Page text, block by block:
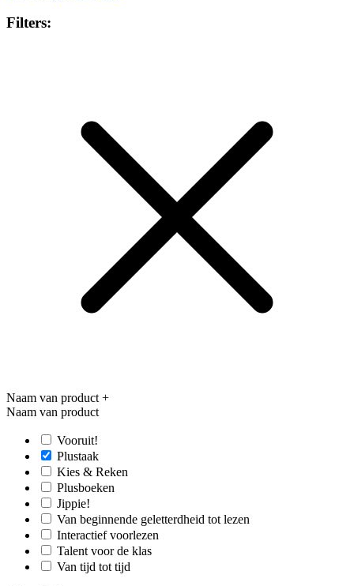
Filters:
Naam van product +
Naam van product
Vooruit!
Plustaak
Kies & Reken
Plusboeken
Jippie!
Van beginnende geletterdheid tot lezen
Interactief voorlezen
Talent voor de klas
Van tijd tot tijd